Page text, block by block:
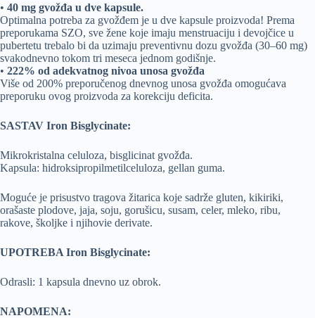
• 40 mg gvožđa u dve kapsule.
Optimalna potreba za gvožđem je u dve kapsule proizvoda! Prema
preporukama SZO, sve žene koje imaju menstruaciju i devojčice u
pubertetu trebalo bi da uzimaju preventivnu dozu gvožđa (30–60 mg)
svakodnevno tokom tri meseca jednom godišnje.
• 222% od adekvatnog nivoa unosa gvožđa
Više od 200% preporučenog dnevnog unosa gvožđa omogućava
preporuku ovog proizvoda za korekciju deficita.
SASTAV Iron Bisglycinate:
Mikrokristalna celuloza, bisglicinat gvožđa.
Kapsula: hidroksipropilmetilceluloza, gellan guma.
Moguće je prisustvo tragova žitarica koje sadrže gluten, kikiriki,
orašaste plodove, jaja, soju, gorušicu, susam, celer, mleko, ribu,
rakove, školjke i njihovie derivate.
UPOTREBA Iron Bisglycinate:
Odrasli: 1 kapsula dnevno uz obrok.
NAPOMENA: